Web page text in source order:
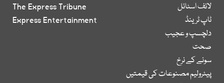
لائف اسٹائل
ٹاپ ٹرینڈ
دلچسپ و عجیب
صحت
سونے کے نرخ
پیٹرولیم مصنوعات کی قیمتیں
The Express Tribune
Express Entertainment